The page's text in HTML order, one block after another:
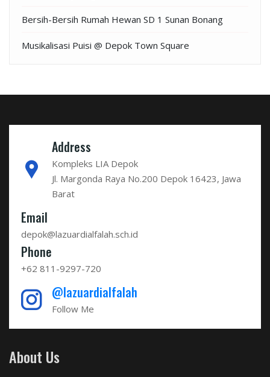
Bersih-Bersih Rumah Hewan SD 1 Sunan Bonang
Musikalisasi Puisi @ Depok Town Square
Address
Kompleks LIA Depok
Jl. Margonda Raya No.200 Depok 16423, Jawa
Barat
Email
depok@lazuardialfalah.sch.id
Phone
+62 811-9297-720
@lazuardialfalah
Follow Me
About Us